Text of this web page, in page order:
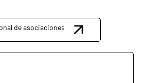
de asociaciones